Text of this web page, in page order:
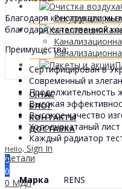
Рекуператоры
О НАС
БЛОГ
КОНТАКТЫ
ДОСТАВКА
Hello, Sign In
0
0
0 МДЛ
Благодаря конструкции
благодаря естественной
Преимущества:
Сертифицирован в
Современный и
Продолжительность
Высокая
Высокое качество
Холоднокатаный лист
Каждый радиатор
Детали
Марка
RENS